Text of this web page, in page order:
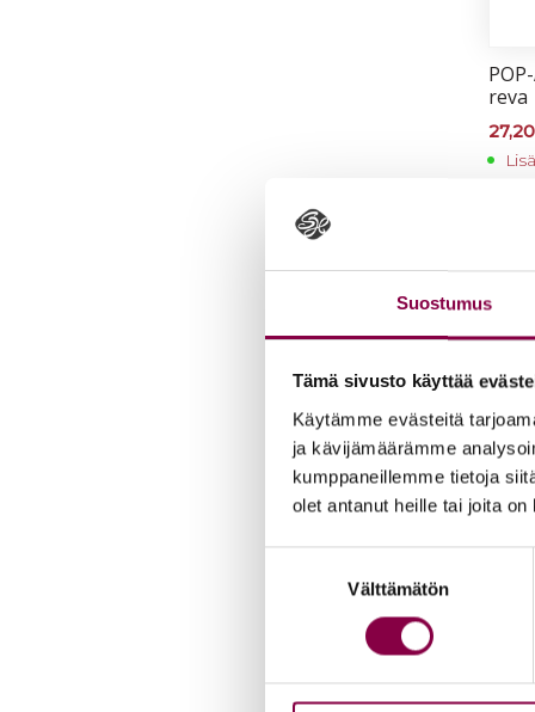
Suostumus
Tämä sivusto käyttää
Käytämme evästeitä
ja kävijämäärämme
kumppaneillemme tietoja
olet antanut heille tai joita
Välttämätön
re­va
27,20